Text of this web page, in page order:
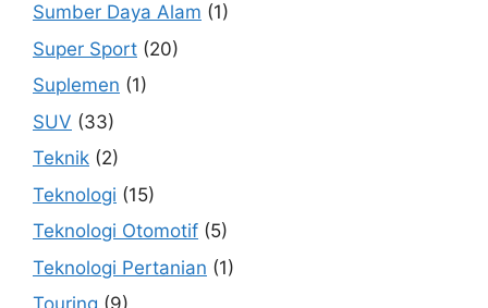
Sumber Daya Alam (1)
Super Sport (20)
Suplemen (1)
SUV (33)
Teknik (2)
Teknologi (15)
Teknologi Otomotif (5)
Teknologi Pertanian (1)